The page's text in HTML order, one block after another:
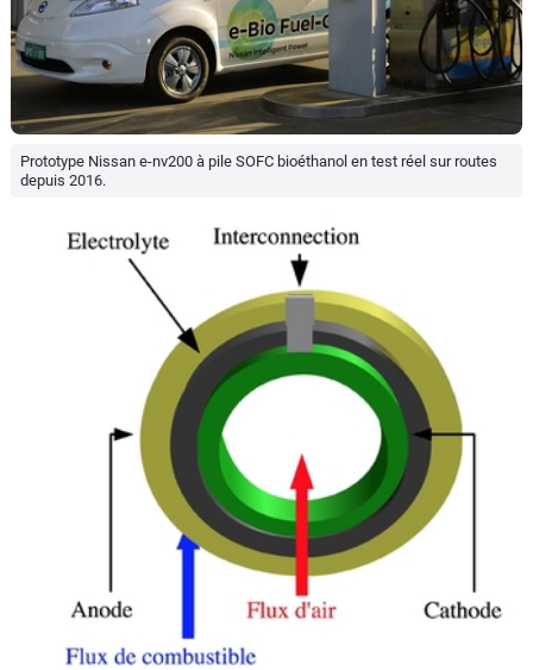
Prototype Nissan e-nv200 à pile SOFC bioéthanol en test réel sur routes
depuis 2016.